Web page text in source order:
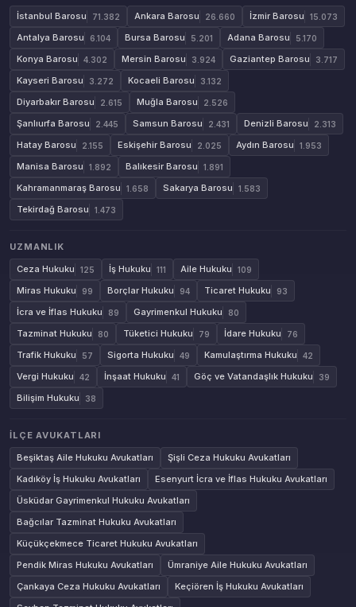
İstanbul Barosu
71.382 Ankara Barosu 26.660 İzmir Barosu 15.073
Antalya Barosu 6.104 Bursa Barosu 5.201 Adana Barosu 5.170
Konya Barosu 4.302 Mersin Barosu 3.924 Gaziantep Barosu 3.717
Kayseri Barosu 3.272 Kocaeli Barosu 3.132
Diyarbakır Barosu 2.615 Muğla Barosu 2.526
Şanlıurfa Barosu 2.445 Samsun Barosu 2.431 Denizli Barosu 2.313
Hatay Barosu 2.155 Eskişehir Barosu 2.025 Aydın Barosu 1.953
Manisa Barosu 1.892 Balıkesir Barosu 1.891
Kahramanmaraş Barosu 1.658 Sakarya Barosu 1.583
Tekirdağ Barosu 1.473
UZMANLIK
Ceza Hukuku
125 İş Hukuku 111 Aile Hukuku 109
Miras Hukuku 99 Borçlar Hukuku 94 Ticaret Hukuku 93
İcra ve İflas Hukuku 89 Gayrimenkul Hukuku 80
Tazminat Hukuku 80 Tüketici Hukuku 79 İdare Hukuku 76
Trafik Hukuku 57 Sigorta Hukuku 49 Kamulaştırma Hukuku 42
Vergi Hukuku 42 İnşaat Hukuku 41 Göç ve Vatandaşlık Hukuku 39
Bilişim Hukuku 38
İLÇE AVUKATLARI
Beşiktaş Aile Hukuku Avukatları
Şişli Ceza Hukuku Avukatları
Kadıköy İş Hukuku Avukatları
Esenyurt İcra ve İflas Hukuku Avukatları
Üsküdar Gayrimenkul Hukuku Avukatları
Bağcılar Tazminat Hukuku Avukatları
Küçükçekmece Ticaret Hukuku Avukatları
Pendik Miras Hukuku Avukatları
Ümraniye Aile Hukuku Avukatları
Çankaya Ceza Hukuku Avukatları
Keçiören İş Hukuku Avukatları